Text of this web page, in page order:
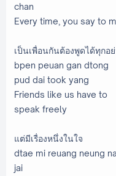
chan
Every time, you say to
เป็นเพื่อนกันต้องพูดได้ทุกอย่
bpen peuan gan dtong
pud dai took yang
Friends like us have to
speak freely
แต่มีเรื่องหนึ่งในใจ
dtae mi reuang neung
jai